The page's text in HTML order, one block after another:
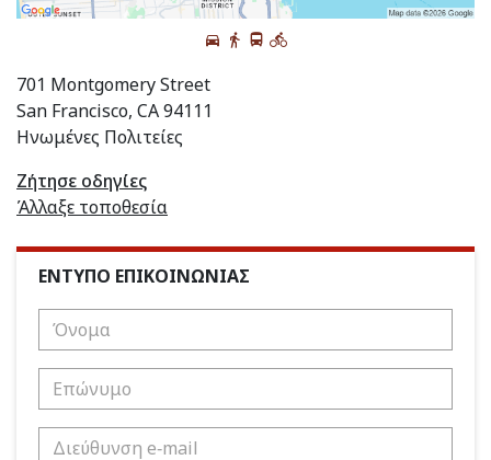
701 Montgomery Street
San Francisco, CA 94111
Ηνωμένες Πολιτείες
Ζήτησε οδηγίες
Άλλαξε τοποθεσία
ΕΝΤΥΠΟ ΕΠΙΚΟΙΝΩΝΙΑΣ